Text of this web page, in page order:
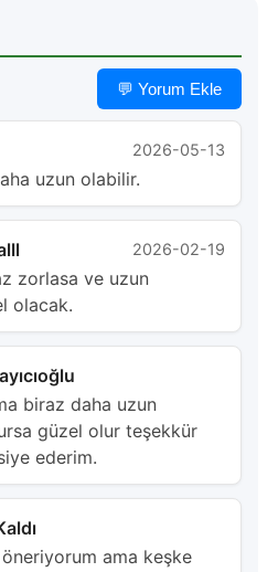
💬 Yorum Ekle
2026-05-13
uzun olabilir.
2026-02-19
zorlasa ve uzun
olacak.
biraz daha uzun
güzel olur teşekkür
ederim.
ama keşke